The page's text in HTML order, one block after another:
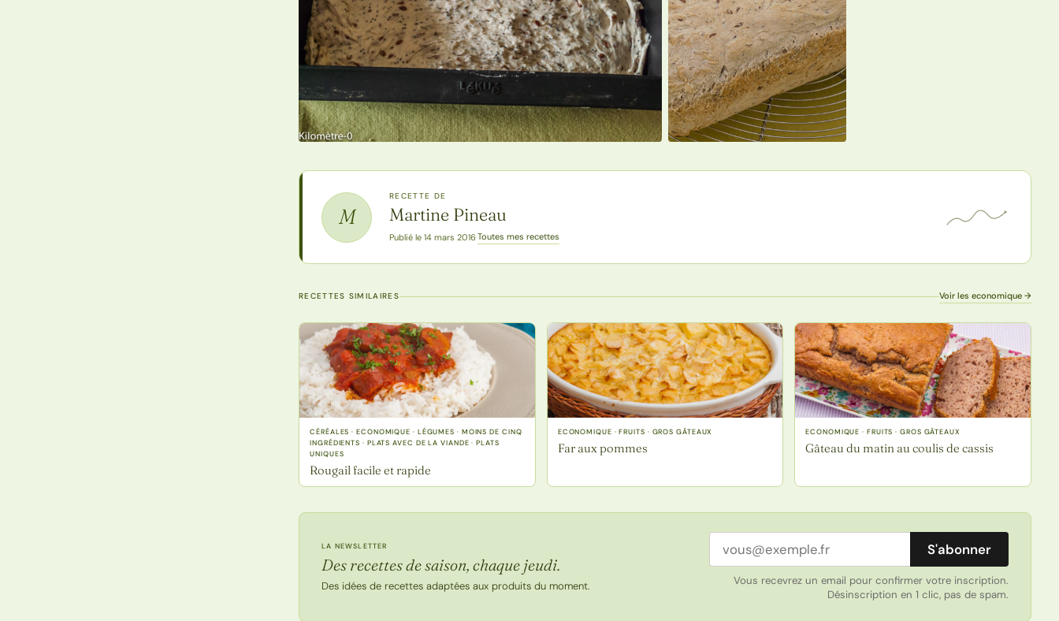
M
RECETTE DE
Martine Pineau
Publié le 14 mars 2016·Toutes mes recettes
RECETTES SIMILAIRES Voir les economique →
CÉRÉALES · ECONOMIQUE · LÉGUMES · MOINS DE CINQ
INGRÉDIENTS · PLATS AVEC DE LA VIANDE · PLATS
UNIQUES
Rougail facile et rapide
ECONOMIQUE · FRUITS · GROS GÂTEAUX
Far aux pommes
ECONOMIQUE · FRUITS · GROS GÂTEAUX
Gâteau du matin au coulis de cassis
LA NEWSLETTER
Des recettes de saison, chaque jeudi.
Des idées de recettes adaptées aux produits du moment.
Adresse email S'abonner
Vous recevrez un email pour confirmer votre inscription.
Désinscription en 1 clic, pas de spam.